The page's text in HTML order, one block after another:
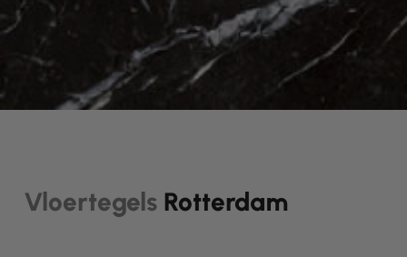
Vloertegels Rotterdam